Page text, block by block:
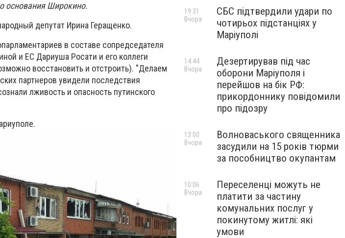
основания Широкино.
депутат Ирина Геращенко.
в составе сопредседателя
и ЕС Дариуша Росати и его коллеги
восстановить и отстроить). "Делаем
партнеров увидели последствия
лживость и опасность путинского
СБС підтвердили удари по
чотирьох підстанціях у
Маріуполі
19:31
Вчора
Дезертирував під час
оборони Маріуполя і
перейшов на бік РФ:
прикордоннику повідомили
про підозру
14:44
Вчора
Волноваського священника
засудили на 15 років тюрми
за пособництво окупантам
13:00
Вчора
Переселенці можуть не
платити за частину
комунальних послуг у
покинутому житлі: які
умови
10:06
Вчора